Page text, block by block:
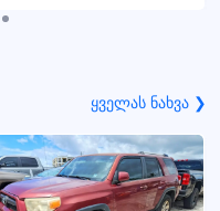
ყველას ნახვა ❯